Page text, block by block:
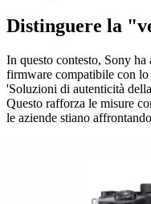
Distinguere la
In questo contesto, Sony
firmware compatibile con lo
'Soluzioni di autenticità
Questo rafforza le misure
le aziende stiano